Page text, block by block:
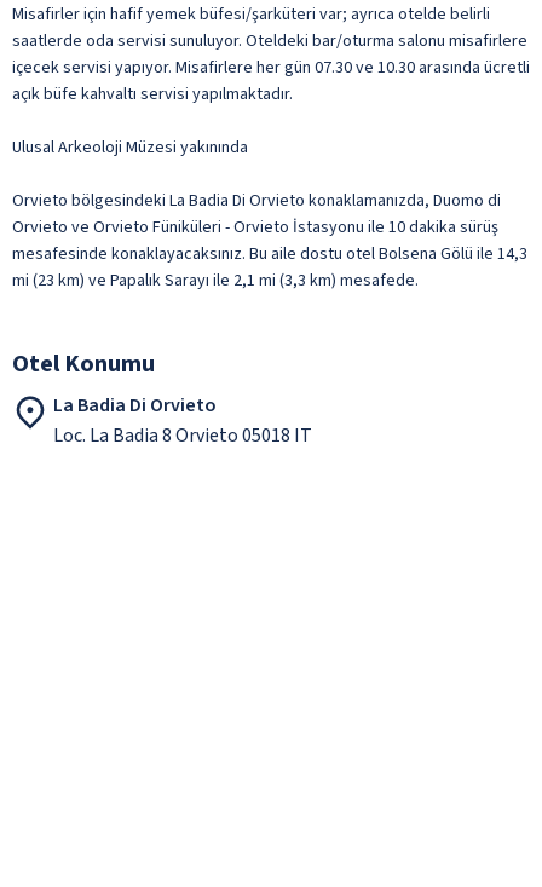
Misafirler için hafif yemek büfesi/şarküteri var; ayrıca otelde belirli
saatlerde oda servisi sunuluyor. Oteldeki bar/oturma salonu misafirlere
içecek servisi yapıyor. Misafirlere her gün 07.30 ve 10.30 arasında ücretli
açık büfe kahvaltı servisi yapılmaktadır.
Ulusal Arkeoloji Müzesi yakınında
Orvieto bölgesindeki La Badia Di Orvieto konaklamanızda, Duomo di
Orvieto ve Orvieto Füniküleri - Orvieto İstasyonu ile 10 dakika sürüş
mesafesinde konaklayacaksınız. Bu aile dostu otel Bolsena Gölü ile 14,3
mi (23 km) ve Papalık Sarayı ile 2,1 mi (3,3 km) mesafede.
Otel Konumu
La Badia Di Orvieto
Loc. La Badia 8 Orvieto 05018 IT